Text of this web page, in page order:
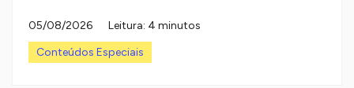
05/08/2026
Leitura: 4 minutos
Conteúdos Especiais